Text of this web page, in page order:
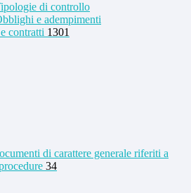
di controllo
e adempimenti
contratti 1301
di carattere generale riferiti a
34